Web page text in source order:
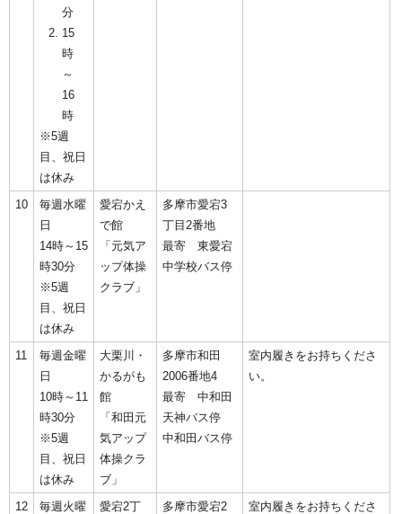
分
15
時
～
16
時
※5週
目、祝日
は休み
10
毎週水曜
日
14時～15
時30分
※5週
目、祝日
は休み
愛宕かえ
で館
「元気ア
ップ体操
クラブ」
多摩市愛宕3
丁目2番地
最寄 東愛宕
中学校バス停
11
毎週金曜
日
10時～11
時30分
※5週
目、祝日
は休み
大栗川・
かるがも
館
「和田元
気アップ
体操クラ
ブ」
多摩市和田
2006番地4
最寄 中和田
天神バス停
中和田バス停
室内履きをお持ちくださ
い。
12
毎週火曜
愛宕2丁
多摩市愛宕2
室内履きをお持ちくださ